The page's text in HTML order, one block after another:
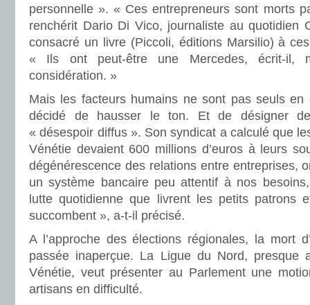
personnelle ». « Ces entrepreneurs sont morts
renchérit Dario Di Vico, journaliste au quotidien
consacré un livre (Piccoli, éditions Marsilio) à
« Ils ont peut-être une Mercedes, écrit-il,
considération. »
Mais les facteurs humains ne sont pas seuls en
décidé de hausser le ton. Et de désigner
« désespoir diffus ». Son syndicat a calculé que
Vénétie devaient 600 millions d’euros à leurs
dégénérescence des relations entre entreprises,
un système bancaire peu attentif à nos
lutte quotidienne que livrent les petits patrons
succombent », a-t-il précisé.
A l’approche des élections régionales, la mort
passée inaperçue. La Ligue du Nord, presque
Vénétie, veut présenter au Parlement une
artisans en difficulté.